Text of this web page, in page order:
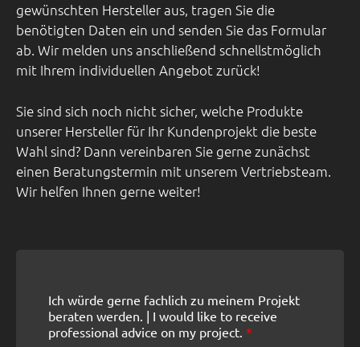
gewünschten Hersteller aus, tragen Sie die
benötigten Daten ein und senden Sie das Formular
ab. Wir melden uns anschließend schnellstmöglich
mit Ihrem individuellen Angebot zurück!
Sie sind sich noch nicht sicher, welche Produkte
unserer Hersteller für Ihr Kundenprojekt die beste
Wahl sind? Dann vereinbaren Sie gerne zunächst
einen Beratungstermin mit unserem Vertriebsteam.
Wir helfen Ihnen gerne weiter!
Ich würde gerne fachlich zu meinem Projekt
beraten werden. | I would like to receive
professional advice on my project. *